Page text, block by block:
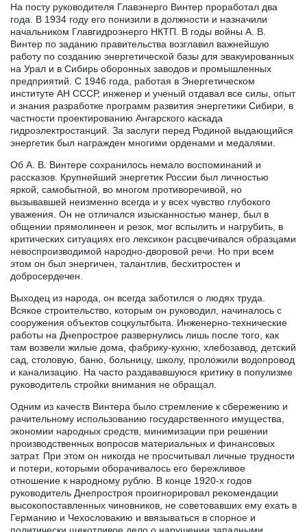
На посту руководителя Главэнерго Винтер проработал два
года. В 1934 году его понизили в должности и назначили
начальником Главгидроэнерго НКТП. В годы войны А. В.
Винтер по заданию правительства возглавил важнейшую
работу по созданию энергетической базы для эвакуированных
на Урал и в Сибирь оборонных заводов и промышленных
предприятий. С 1946 года, работая в Энергетическом
институте АН СССР, инженер и ученый отдавал все силы, опыт
и знания разработке программ развития энергетики Сибири, в
частности проектированию Ангарского каскада
гидроэлектростанций. За заслуги перед Родиной выдающийся
энергетик был награжден многими орденами и медалями.
Об А. В. Винтере сохранилось немало воспоминаний и
рассказов. Крупнейший энергетик России был личностью
яркой, самобытной, во многом противоречивой, но
вызывавшей неизменно всегда и у всех чувство глубокого
уважения. Он не отличался изысканностью манер, был в
общении прямолинеен и резок, мог вспылить и нагрубить, в
критических ситуациях его лексикон расцвечивался образцами
невоспроизводимой народно-дворовой речи. Но при всем
этом он был энергичен, талантлив, бесхитростен и
добросердечен.
Выходец из народа, он всегда заботился о людях труда.
Всякое строительство, которым он руководил, начиналось с
сооружения объектов соцкультбыта. Инженерно-технические
работы на Днепрострое развернулись лишь после того, как
там возвели жилые дома, фабрику-кухню, хлебозавод, детский
сад, столовую, баню, больницу, школу, проложили водопровод
и канализацию. На часто раздававшуюся критику в популизме
руководитель стройки внимания не обращал.
Одним из качеств Винтера было стремление к сбережению и
рачительному использованию государственного имущества,
экономии народных средств, минимизации при решении
производственных вопросов материальных и финансовых
затрат. При этом он никогда не просчитывал личные трудности
и потери, которыми оборачивалось его бережливое
отношение к народному рублю. В конце 1920-х годов
руководитель Днепростроя проигнорировал рекомендации
высокопоставленных чиновников, не советовавших ему ехать в
Германию и Чехословакию и ввязываться в спорное и
политически щекотливое дело о нарушении западными